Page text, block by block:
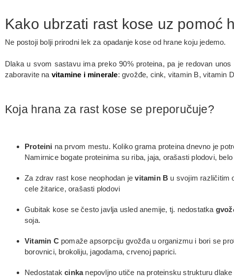
Kako ubrzati rast kose uz pomoć
Ne postoji bolji prirodni lek za opadanje kose od hrane koju jedemo.
Dlaka u svom sastavu ima preko 90% proteina, pa je redovan
zaboravite na vitamine i minerale: gvožđe, cink, vitamin B, vitamin
Koja hrana za rast kose se preporučuje?
Proteini na prvom mestu. Koliko grama proteina dnevno je
Namirnice bogate proteinima su riba, jaja, orašasti plodovi,
Za zdrav rast kose neophodan jevitamin B u svojim različitim
cele žitarice, orašasti plodovi
Gubitak kose se često javlja usled anemije, tj. nedostatka
soja.
Vitamin C pomaže apsorpciju gvožđa u organizmu i bori se
borovnici, brokoliju, jagodama, crvenoj paprici.
Nedostatakcinka nepovljno utiče na proteinsku strukturu